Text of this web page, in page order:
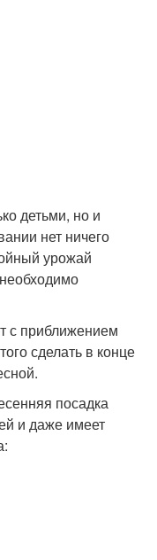
детьми, но и
нет ничего
урожай
с приближением
сделать в конце
посадка
и даже имеет